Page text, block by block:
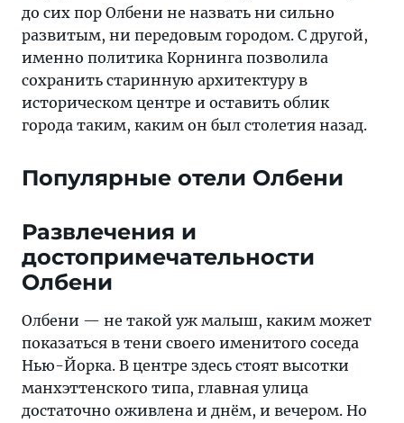
до сих пор Олбени не назвать ни сильно
развитым, ни передовым городом. С другой,
именно политика Корнинга позволила
сохранить старинную архитектуру в
историческом центре и оставить облик
города таким, каким он был столетия назад.
Популярные отели Олбени
Развлечения и
достопримечательности
Олбени
Олбени — не такой уж малыш, каким может
показаться в тени своего именитого соседа
Нью-Йорка. В центре здесь стоят высотки
манхэттенского типа, главная улица
достаточно оживлена и днём, и вечером. Но